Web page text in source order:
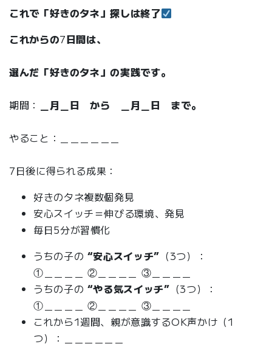
これで「好きのタネ」探しは終了
これからの7日間は、
選んだ「好きのタネ」の実践です。
期間： ＿月＿日 から ＿月＿日 まで。
やること：＿＿＿＿＿＿
7日後に得られる成果：
好きのタネ複数個発見
安心スイッチ＝伸びる環境、発見
毎日5分が習慣化
うちの子の “安心スイッチ” （3つ）：
①＿＿＿＿ ②＿＿＿＿ ③＿＿＿＿
うちの子の “やる気スイッチ” （3つ）：
①＿＿＿＿ ②＿＿＿＿ ③＿＿＿＿
これから1週間、親が意識するOK声かけ（1
つ）：＿＿＿＿＿＿